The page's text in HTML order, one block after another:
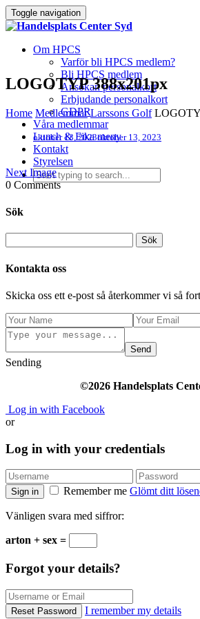
Toggle navigation
Om HPCS
Varför bli HPCS medlem?
Bli HPCS medlem
Ansökan personalkort
Erbjudande personalkort
GDPR
Våra medlemmar
Lunch & Fika meny
Kontakt
Styrelsen
LOGOTYP 388x201px
Home Medlemmar Larssons Golf
oktober 13, 2023oktober 13, 2023
Next Image
0 Comments
Sök
Kontakta oss
Skicka oss ett e-post så återkommer vi så
Send
Sending
©2026 Handelsplats
Log in with Facebook
or
Log in with your credentials
Sign in Remember me Glömt ditt
Vänligen svara med siffror:
arton + sex =
Forgot your details?
Reset Password I remember my details